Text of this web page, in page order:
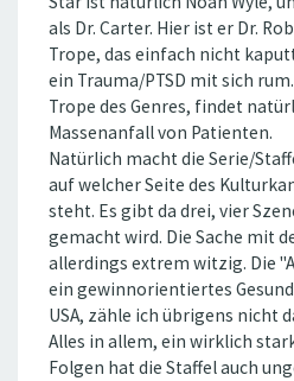
als Dr. Carter. Hier ist er Dr.
Trope, das einfach nicht
ein Trauma/PTSD mit sich
Trope des Genres, findet
Massenanfall von Patienten.
Natürlich macht die Serie/
auf welcher Seite des
steht. Es gibt da drei, vier
gemacht wird. Die Sache mit
allerdings extrem witzig. Die
ein gewinnorientiertes
USA, zähle ich übrigens nicht
Alles in allem, ein wirklich
Folgen hat die Staffel auch